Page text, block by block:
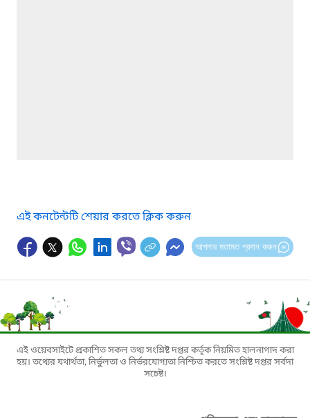
এই কনটেন্টটি শেয়ার করতে ক্লিক করুন
আপনার মতামত প্রদান করুন
এই ওয়েবসাইটে প্রকাশিত সকল তথ্য সংশ্লিষ্ট দপ্তর কর্তৃক নিয়মিত হালনাগাদ করা
হয়। তথ্যের যথার্থতা, নির্ভুলতা ও নির্ভরযোগ্যতা নিশ্চিত করতে সংশ্লিষ্ট দপ্তর সর্বদা
সচেষ্ট।